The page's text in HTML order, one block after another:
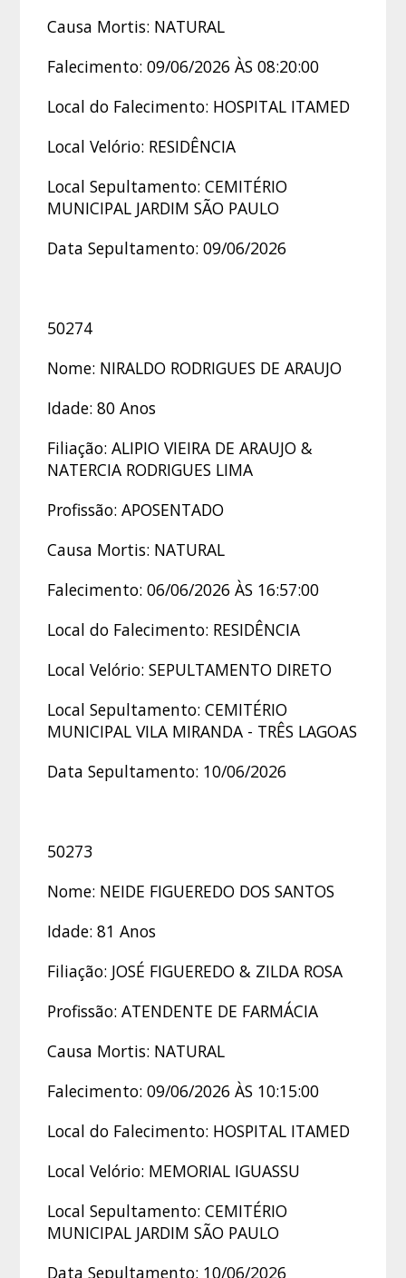
Causa Mortis: NATURAL
Falecimento: 09/06/2026 ÀS 08:20:00
Local do Falecimento: HOSPITAL ITAMED
Local Velório: RESIDÊNCIA
Local Sepultamento: CEMITÉRIO
MUNICIPAL JARDIM SÃO PAULO
Data Sepultamento: 09/06/2026
50274
Nome: NIRALDO RODRIGUES DE ARAUJO
Idade: 80 Anos
Filiação: ALIPIO VIEIRA DE ARAUJO &
NATERCIA RODRIGUES LIMA
Profissão: APOSENTADO
Causa Mortis: NATURAL
Falecimento: 06/06/2026 ÀS 16:57:00
Local do Falecimento: RESIDÊNCIA
Local Velório: SEPULTAMENTO DIRETO
Local Sepultamento: CEMITÉRIO
MUNICIPAL VILA MIRANDA - TRÊS LAGOAS
Data Sepultamento: 10/06/2026
50273
Nome: NEIDE FIGUEREDO DOS SANTOS
Idade: 81 Anos
Filiação: JOSÉ FIGUEREDO & ZILDA ROSA
Profissão: ATENDENTE DE FARMÁCIA
Causa Mortis: NATURAL
Falecimento: 09/06/2026 ÀS 10:15:00
Local do Falecimento: HOSPITAL ITAMED
Local Velório: MEMORIAL IGUASSU
Local Sepultamento: CEMITÉRIO
MUNICIPAL JARDIM SÃO PAULO
Data Sepultamento: 10/06/2026